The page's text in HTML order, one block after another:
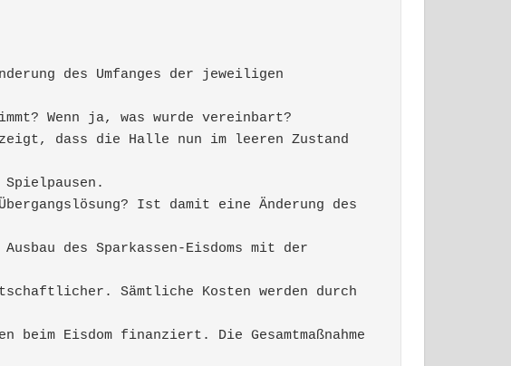
des Umfanges der jeweiligen
Wenn ja, was wurde vereinbart?
dass die Halle nun im leeren Zustand
Ist damit eine Änderung des
des Sparkassen-Eisdoms mit der
Sämtliche Kosten werden durch
beim Eisdom finanziert. Die Gesamtmaßnahme